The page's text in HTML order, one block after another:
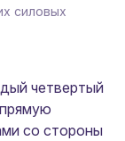
силовых
четвертый
со стороны